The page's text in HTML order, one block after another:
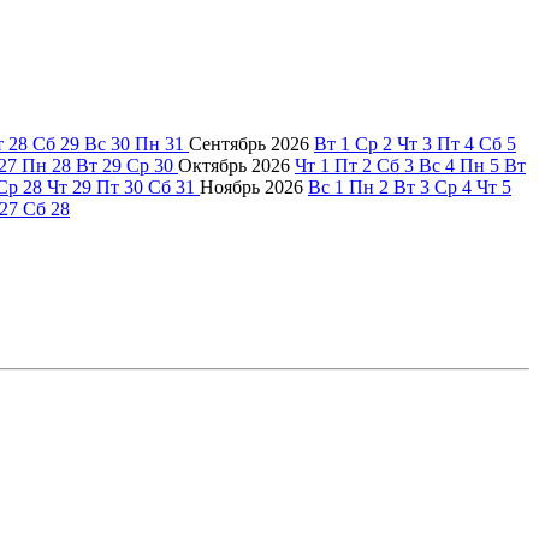
28 Сб 29 Вс 30 Пн 31 Сентябрь 2026 Вт 1 Ср 2 Чт 3 Пт 4 Сб 5
27 Пн 28 Вт 29 Ср 30 Октябрь 2026 Чт 1 Пт 2 Сб 3 Вс 4 Пн 5 Вт
28 Чт 29 Пт 30 Сб 31 Ноябрь 2026 Вс 1 Пн 2 Вт 3 Ср 4 Чт 5
27 Сб 28